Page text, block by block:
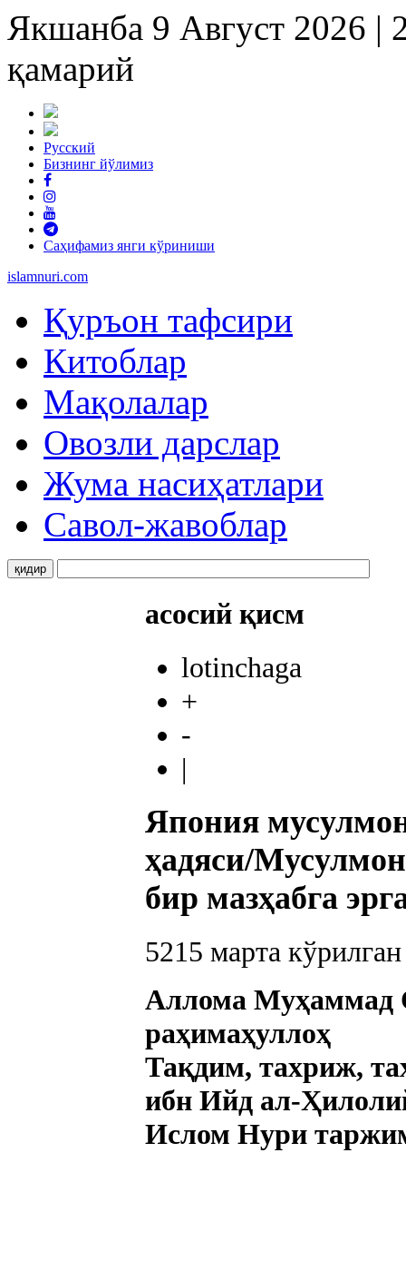
Якшанба 9 Август 2026
қамарий
Русский
Бизнинг йўлимиз
Саҳифамиз янги кўриниши
islamnuri.com
Қуръон тафсири
Китоблар
Мақолалар
Овозли дарслар
Жума насиҳатлари
Савол-жавоблар
асосий қисм
lotinchaga
+
-
|
Япония
ҳадяси/
бир мазҳабга
5215 марта кўрилган
Аллома Муҳаммад
раҳимаҳуллоҳ
Тақдим, тахриж,
ибн Ийд ал-
Ислом Нури